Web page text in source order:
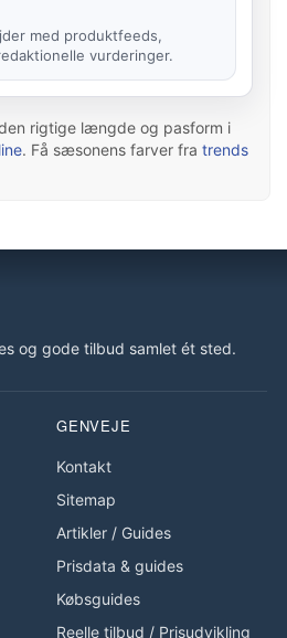
med produktfeeds,
vurderinger.
rigtige længde og pasform i
. Få sæsonens farver fra trends
og gode tilbud samlet ét sted.
GENVEJE
Kontakt
Sitemap
Artikler / Guides
Prisdata & guides
Købsguides
Reelle tilbud / Prisudvikling